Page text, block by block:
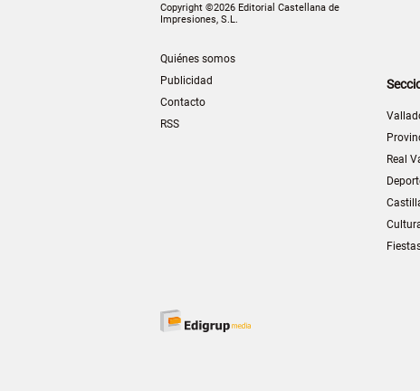
Copyright ©2026 Editorial Castellana de
Impresiones, S.L.
Quiénes somos
Publicidad
Contacto
RSS
Real